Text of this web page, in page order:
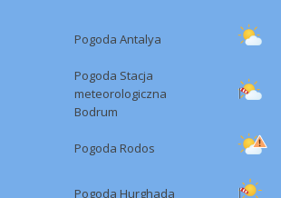
Pogoda Antalya
Pogoda Stacja
meteorologiczna
Bodrum
Pogoda Rodos
Pogoda Hurghada